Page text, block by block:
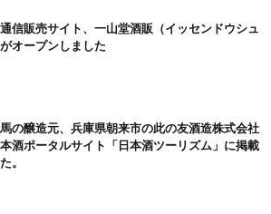
信販売サイト、一山堂酒販（イッセンドウシュ
オープンしました
の醸造元、兵庫県朝来市の此の友酒造株式会社
酒ポータルサイト「日本酒ツーリズム」に掲載
。